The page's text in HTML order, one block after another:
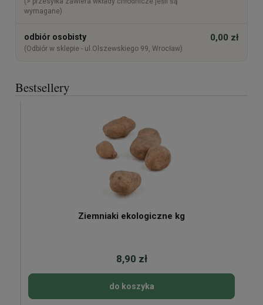
wymagane)
odbiór osobisty
(Odbiór w sklepie - ul.Olszewskiego 99, Wrocław)
0,00 zł
Bestsellery
Ziemniaki ekologiczne kg
8,90 zł
do koszyka